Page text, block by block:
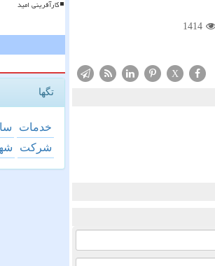
1414
X
کارآفرینی امید
تگها
خدمات
شركت